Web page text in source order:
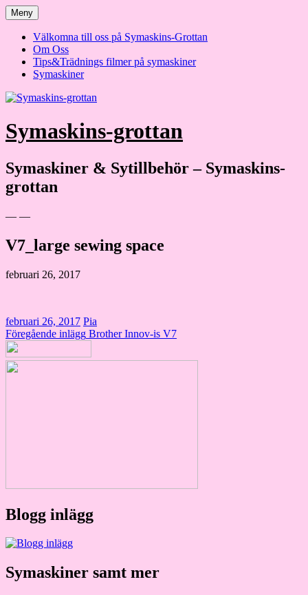
Hoppa
till
innehåll
Meny
Välkomna till oss på Symaskins-Grottan
Om Oss
Tips&Trädnings filmer på symaskiner
Symaskiner
Symaskins-grottan
Symaskiner & Sytillbehör – Symaskins-
grottan
— —
V7_large sewing space
februari 26, 2017
februari 26, 2017 Pia
Inläggsnavigering
Föregående inlägg Brother Innov-is V7
Blogg inlägg
Symaskiner samt mer